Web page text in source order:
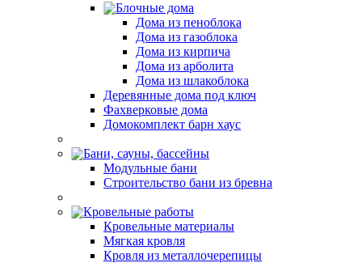
Блочные дома
Дома из пеноблока
Дома из газоблока
Дома из кирпича
Дома из арболита
Дома из шлакоблока
Деревянные дома под ключ
Фахверковые дома
Домокомплект барн хаус
Бани, сауны, бассейны
Модульные бани
Строительство бани из бревна
Кровельные работы
Кровельные материалы
Мягкая кровля
Кровля из металлочерепицы